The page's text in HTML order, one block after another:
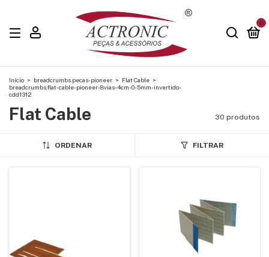
0
Início > breadcrumbs.pecas-pioneer > Flat Cable >
breadcrumbs.flat-cable-pioneer-8vias-4cm-0-5mm-invertido-
cdd1312
Flat Cable 30 produtos
ORDENAR FILTRAR